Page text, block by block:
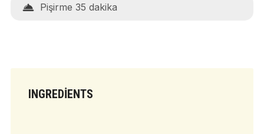
Pişirme 35 dakika
INGREDIENTS